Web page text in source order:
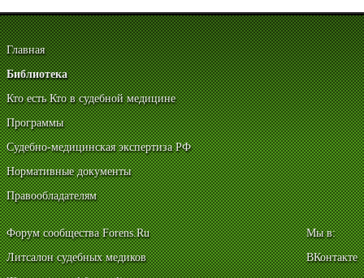
Главная
Библиотека
Кто есть Кто в судебной медицине
Программы
Судебно-медицинская экспертиза РФ
Нормативные документы
Правообладателям
Форум сообщества Forens.Ru
Литсалон судебных медиков
Мы в:
ВКонтакте